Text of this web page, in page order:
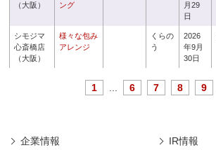
（大阪）
ング
月29
日
シモジマ
心斎橋店
（大阪）
様々な包み
アレンジ
くらの
う
2026
年9月
30日
1 6 7 8 9
企業情報 IR情報